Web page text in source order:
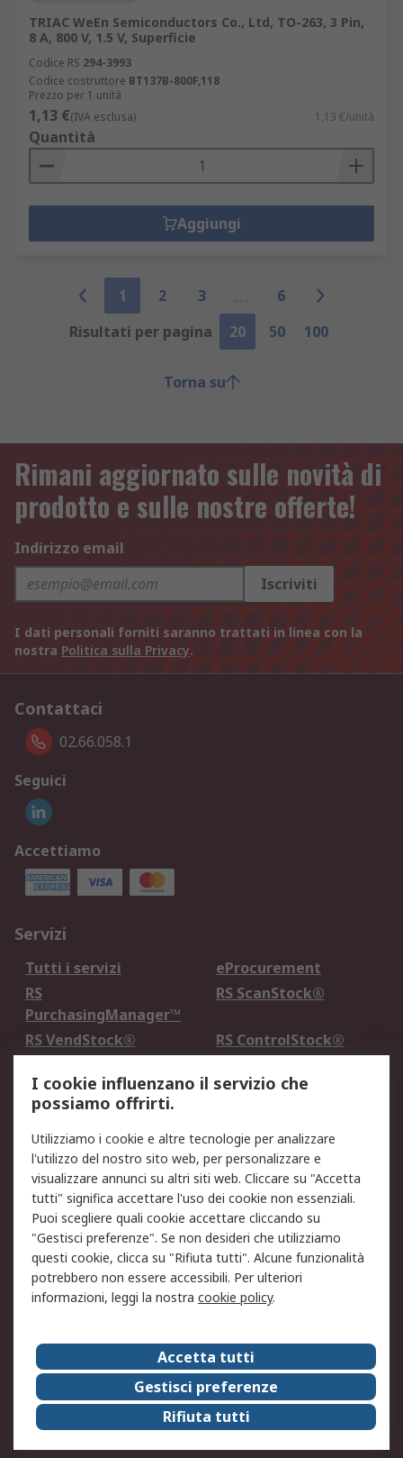
TRIAC WeEn Semiconductors Co., Ltd, TO-263, 3 Pin,
8 A, 800 V, 1.5 V, Superficie
Codice RS 294-3993
Codice costruttore BT137B-800F,118
Prezzo per 1 unità
1,13 €(IVA esclusa) 1,13 €/unità
Quantità
Aggiungi
1 2 3
6
Risultati per pagina
20 50 100
Torna su
Rimani aggiornato sulle novità di
prodotto e sulle nostre offerte!
Indirizzo email
Iscriviti
I dati personali forniti saranno trattati in linea con la
nostra Politica sulla Privacy.
Contattaci
02.66.058.1
Seguici
Accettiamo
Servizi
Tutti i servizi
eProcurement
RS
PurchasingManager™
RS ScanStock®
RS VendStock®
RS ControlStock®
Legale
Informativa Cookie
Informativa Privacy -
Aggiornata
Email Security
Termini d'uso
Condizioni di vendita
Condizioni generali di
servizio
Etica e responsabilità
Chi Siamo
Chi Siamo
Contattaci
Supporto
ESG
Carriere
RS Group
Discovery: il Blog di RS
I cookie influenzano il servizio che
possiamo offrirti.
Utilizziamo i cookie e altre tecnologie per analizzare
l'utilizzo del nostro sito web, per personalizzare e
visualizzare annunci su altri siti web. Cliccare su "Accetta
tutti" significa accettare l'uso dei cookie non essenziali.
Puoi scegliere quali cookie accettare cliccando su
"Gestisci preferenze". Se non desideri che utilizziamo
questi cookie, clicca su "Rifiuta tutti". Alcune funzionalità
potrebbero non essere accessibili. Per ulteriori
informazioni, leggi la nostra cookie policy.
Accetta tutti
Gestisci preferenze
Rifiuta tutti